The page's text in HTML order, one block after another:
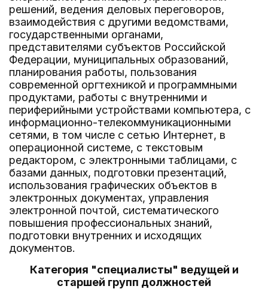
решений, ведения деловых переговоров,
взаимодействия с другими ведомствами,
государственными органами,
представителями субъектов Российской
Федерации, муниципальных образований,
планирования работы, пользования
современной оргтехникой и программными
продуктами, работы с внутренними и
периферийными устройствами компьютера, с
информационно-телекоммуникационными
сетями, в том числе с сетью Интернет, в
операционной системе, с текстовым
редактором, с электронными таблицами, с
базами данных, подготовки презентаций,
использования графических объектов в
электронных документах, управления
электронной почтой, систематического
повышения профессиональных знаний,
подготовки внутренних и исходящих
документов.
Категория "специалисты" ведущей и
старшей групп должностей